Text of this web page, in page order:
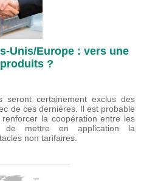
Unis/Europe : vers une
?
seront certainement exclus des
de ces dernières. Il est probable
la coopération entre les
de mettre en application la
non tarifaires.